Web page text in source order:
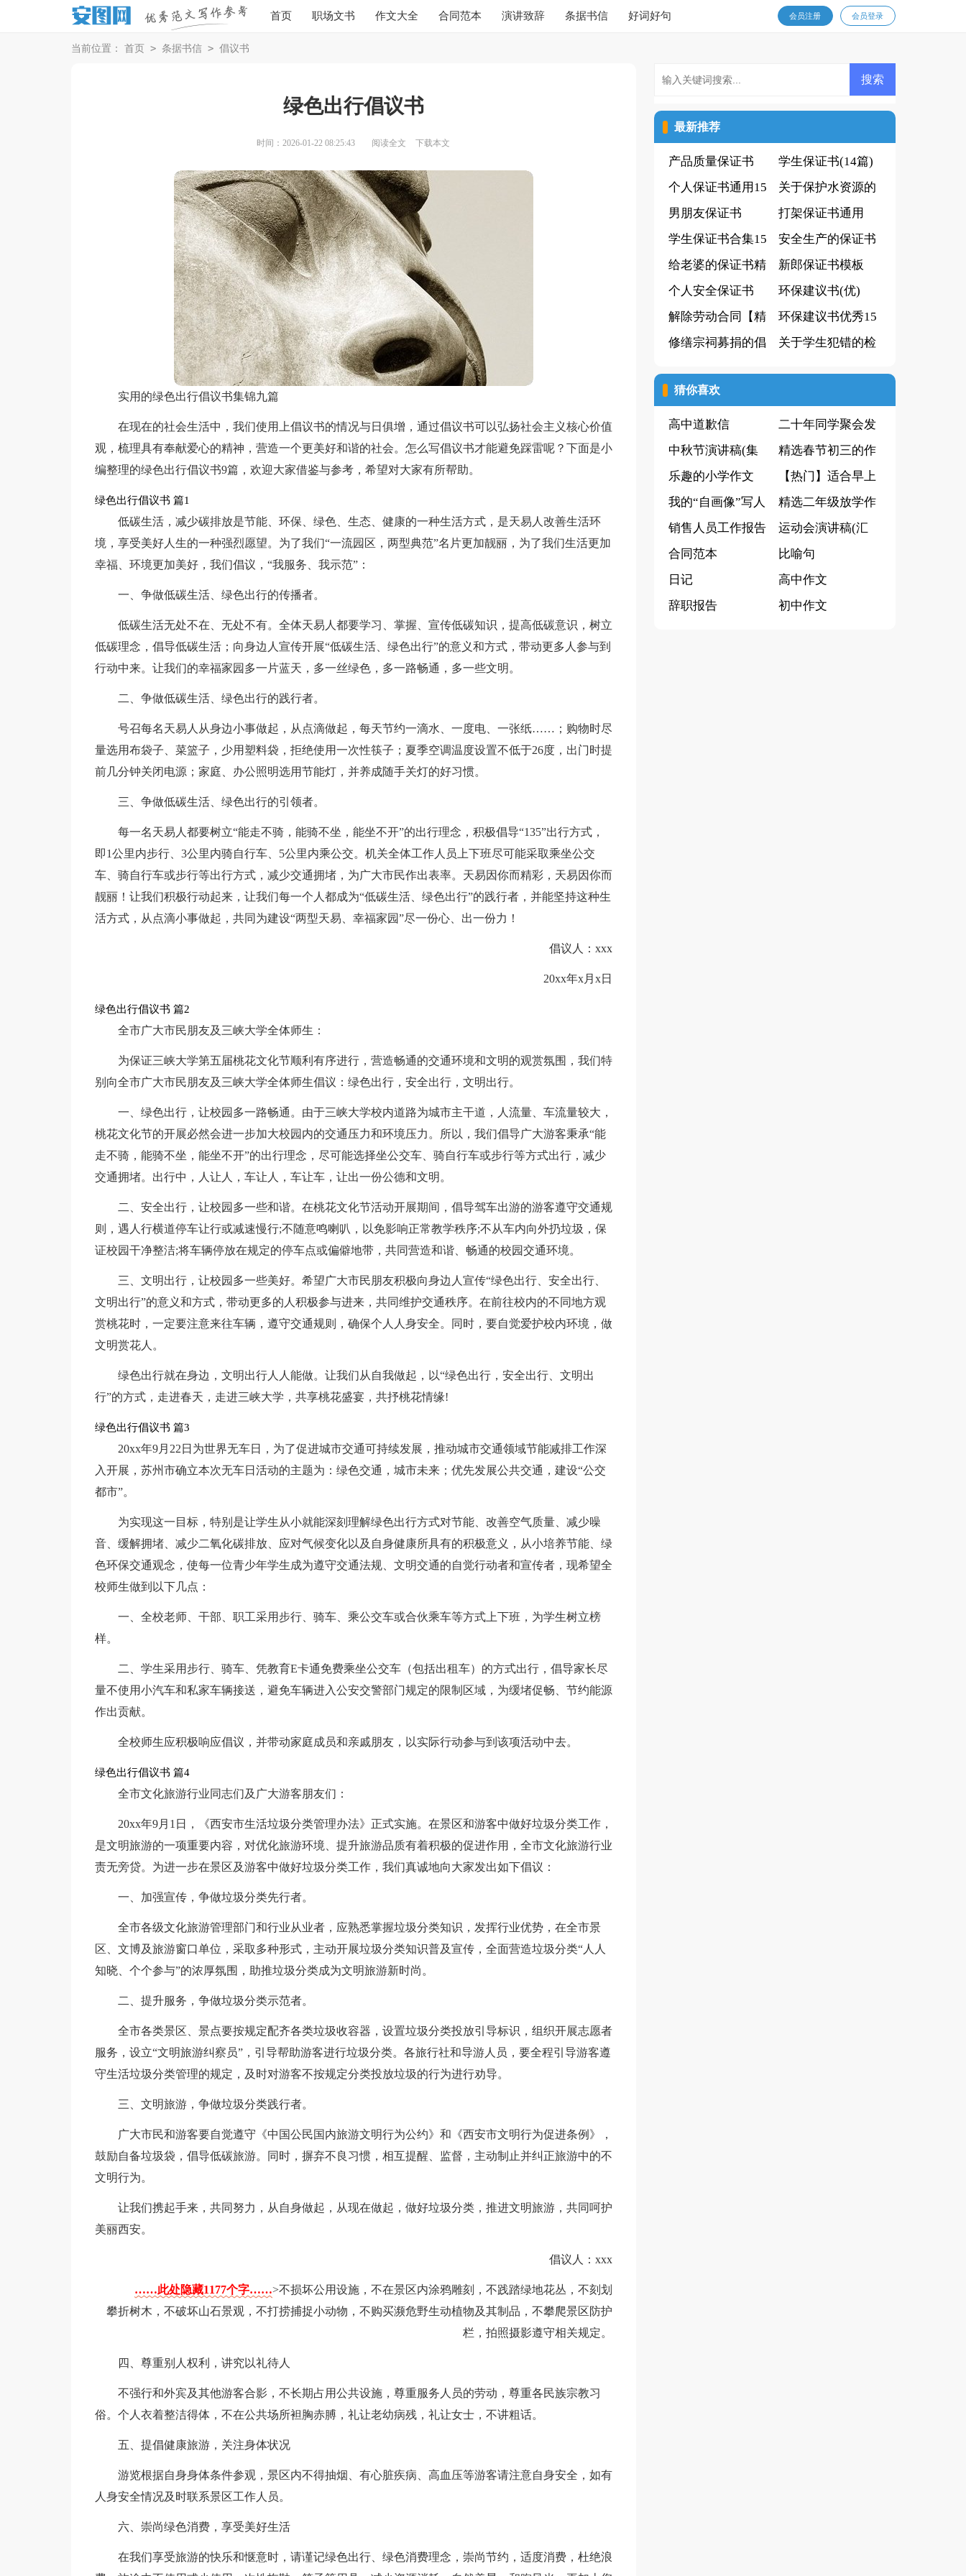
首页 职场文书 作文大全 合同范本 演讲致辞 条据书信 好词好句 会员登录
会员注册
当前位置： 首页 > 条据书信 > 倡议书
绿色出行倡议书
时间：2026-01-22 08:25:43 阅读全文 下载本文
实用的绿色出行倡议书集锦九篇
在现在的社会生活中，我们使用上倡议书的情况与日俱增，通过倡议书可以弘扬社会主义核心价值
观，梳理具有奉献爱心的精神，营造一个更美好和谐的社会。怎么写倡议书才能避免踩雷呢？下面是小
编整理的绿色出行倡议书9篇，欢迎大家借鉴与参考，希望对大家有所帮助。
绿色出行倡议书 篇1
低碳生活，减少碳排放是节能、环保、绿色、生态、健康的一种生活方式，是天易人改善生活环
境，享受美好人生的一种强烈愿望。为了我们“一流园区，两型典范”名片更加靓丽，为了我们生活更加
幸福、环境更加美好，我们倡议，“我服务、我示范”：
一、争做低碳生活、绿色出行的传播者。
低碳生活无处不在、无处不有。全体天易人都要学习、掌握、宣传低碳知识，提高低碳意识，树立
低碳理念，倡导低碳生活；向身边人宣传开展“低碳生活、绿色出行”的意义和方式，带动更多人参与到
行动中来。让我们的幸福家园多一片蓝天，多一丝绿色，多一路畅通，多一些文明。
二、争做低碳生活、绿色出行的践行者。
号召每名天易人从身边小事做起，从点滴做起，每天节约一滴水、一度电、一张纸……；购物时尽
量选用布袋子、菜篮子，少用塑料袋，拒绝使用一次性筷子；夏季空调温度设置不低于26度，出门时提
前几分钟关闭电源；家庭、办公照明选用节能灯，并养成随手关灯的好习惯。
三、争做低碳生活、绿色出行的引领者。
每一名天易人都要树立“能走不骑，能骑不坐，能坐不开”的出行理念，积极倡导“135”出行方式，
即1公里内步行、3公里内骑自行车、5公里内乘公交。机关全体工作人员上下班尽可能采取乘坐公交
车、骑自行车或步行等出行方式，减少交通拥堵，为广大市民作出表率。天易因你而精彩，天易因你而
靓丽！让我们积极行动起来，让我们每一个人都成为“低碳生活、绿色出行”的践行者，并能坚持这种生
活方式，从点滴小事做起，共同为建设“两型天易、幸福家园”尽一份心、出一份力！
倡议人：xxx
20xx年x月x日
绿色出行倡议书 篇2
全市广大市民朋友及三峡大学全体师生：
为保证三峡大学第五届桃花文化节顺利有序进行，营造畅通的交通环境和文明的观赏氛围，我们特
别向全市广大市民朋友及三峡大学全体师生倡议：绿色出行，安全出行，文明出行。
一、绿色出行，让校园多一路畅通。由于三峡大学校内道路为城市主干道，人流量、车流量较大，
桃花文化节的开展必然会进一步加大校园内的交通压力和环境压力。所以，我们倡导广大游客秉承“能
走不骑，能骑不坐，能坐不开”的出行理念，尽可能选择坐公交车、骑自行车或步行等方式出行，减少
交通拥堵。出行中，人让人，车让人，车让车，让出一份公德和文明。
二、安全出行，让校园多一些和谐。在桃花文化节活动开展期间，倡导驾车出游的游客遵守交通规
则，遇人行横道停车让行或减速慢行;不随意鸣喇叭，以免影响正常教学秩序;不从车内向外扔垃圾，保
证校园干净整洁;将车辆停放在规定的停车点或偏僻地带，共同营造和谐、畅通的校园交通环境。
三、文明出行，让校园多一些美好。希望广大市民朋友积极向身边人宣传“绿色出行、安全出行、
文明出行”的意义和方式，带动更多的人积极参与进来，共同维护交通秩序。在前往校内的不同地方观
赏桃花时，一定要注意来往车辆，遵守交通规则，确保个人人身安全。同时，要自觉爱护校内环境，做
文明赏花人。
绿色出行就在身边，文明出行人人能做。让我们从自我做起，以“绿色出行，安全出行、文明出
行”的方式，走进春天，走进三峡大学，共享桃花盛宴，共抒桃花情缘!
绿色出行倡议书 篇3
20xx年9月22日为世界无车日，为了促进城市交通可持续发展，推动城市交通领域节能减排工作深
入开展，苏州市确立本次无车日活动的主题为：绿色交通，城市未来；优先发展公共交通，建设“公交
都市”。
为实现这一目标，特别是让学生从小就能深刻理解绿色出行方式对节能、改善空气质量、减少噪
音、缓解拥堵、减少二氧化碳排放、应对气候变化以及自身健康所具有的积极意义，从小培养节能、绿
色环保交通观念，使每一位青少年学生成为遵守交通法规、文明交通的自觉行动者和宣传者，现希望全
校师生做到以下几点：
一、全校老师、干部、职工采用步行、骑车、乘公交车或合伙乘车等方式上下班，为学生树立榜
样。
二、学生采用步行、骑车、凭教育E卡通免费乘坐公交车（包括出租车）的方式出行，倡导家长尽
量不使用小汽车和私家车辆接送，避免车辆进入公安交警部门规定的限制区域，为缓堵促畅、节约能源
作出贡献。
全校师生应积极响应倡议，并带动家庭成员和亲戚朋友，以实际行动参与到该项活动中去。
绿色出行倡议书 篇4
全市文化旅游行业同志们及广大游客朋友们：
20xx年9月1日，《西安市生活垃圾分类管理办法》正式实施。在景区和游客中做好垃圾分类工作，
是文明旅游的一项重要内容，对优化旅游环境、提升旅游品质有着积极的促进作用，全市文化旅游行业
责无旁贷。为进一步在景区及游客中做好垃圾分类工作，我们真诚地向大家发出如下倡议：
一、加强宣传，争做垃圾分类先行者。
全市各级文化旅游管理部门和行业从业者，应熟悉掌握垃圾分类知识，发挥行业优势，在全市景
区、文博及旅游窗口单位，采取多种形式，主动开展垃圾分类知识普及宣传，全面营造垃圾分类“人人
知晓、个个参与”的浓厚氛围，助推垃圾分类成为文明旅游新时尚。
二、提升服务，争做垃圾分类示范者。
全市各类景区、景点要按规定配齐各类垃圾收容器，设置垃圾分类投放引导标识，组织开展志愿者
服务，设立“文明旅游纠察员”，引导帮助游客进行垃圾分类。各旅行社和导游人员，要全程引导游客遵
守生活垃圾分类管理的规定，及时对游客不按规定分类投放垃圾的行为进行劝导。
三、文明旅游，争做垃圾分类践行者。
广大市民和游客要自觉遵守《中国公民国内旅游文明行为公约》和《西安市文明行为促进条例》，
鼓励自备垃圾袋，倡导低碳旅游。同时，摒弃不良习惯，相互提醒、监督，主动制止并纠正旅游中的不
文明行为。
让我们携起手来，共同努力，从自身做起，从现在做起，做好垃圾分类，推进文明旅游，共同呵护
美丽西安。
倡议人：xxx
……此处隐藏1177个字……>不损坏公用设施，不在景区内涂鸦雕刻，不践踏绿地花丛，不刻划
攀折树木，不破坏山石景观，不打捞捕捉小动物，不购买濒危野生动植物及其制品，不攀爬景区防护
栏，拍照摄影遵守相关规定。
四、尊重别人权利，讲究以礼待人
不强行和外宾及其他游客合影，不长期占用公共设施，尊重服务人员的劳动，尊重各民族宗教习
俗。个人衣着整洁得体，不在公共场所袒胸赤膊，礼让老幼病残，礼让女士，不讲粗话。
五、提倡健康旅游，关注身体状况
游览根据自身身体条件参观，景区内不得抽烟、有心脏疾病、高血压等游客请注意自身安全，如有
人身安全情况及时联系景区工作人员。
六、崇尚绿色消费，享受美好生活
在我们享受旅游的快乐和惬意时，请谨记绿色出行、绿色消费理念，崇尚节约，适度消费，杜绝浪
最新推荐
产品质量保证书
(通用15篇)
学生保证书(14篇)
个人保证书通用15
篇
关于保护水资源的
建议书
男朋友保证书
打架保证书通用
学生保证书合集15
篇
安全生产的保证书
给老婆的保证书精
选15篇
新郎保证书模板
个人安全保证书
(通用15篇)
环保建议书(优)
解除劳动合同【精
品15篇】
环保建议书优秀15
篇
修缮宗祠募捐的倡
关于学生犯错的检
猜你喜欢
高中道歉信
二十年同学聚会发
言稿
中秋节演讲稿(集
锦15篇)
精选春节初三的作
文集锦九篇
乐趣的小学作文
300字九篇
【热门】适合早上
发的早安心语朋友
圈集锦44句
我的“自画像”写人
的作文
精选二年级放学作
文四篇
销售人员工作报告
(15篇)
运动会演讲稿(汇
编15篇)
合同范本
比喻句
日记
高中作文
辞职报告
初中作文